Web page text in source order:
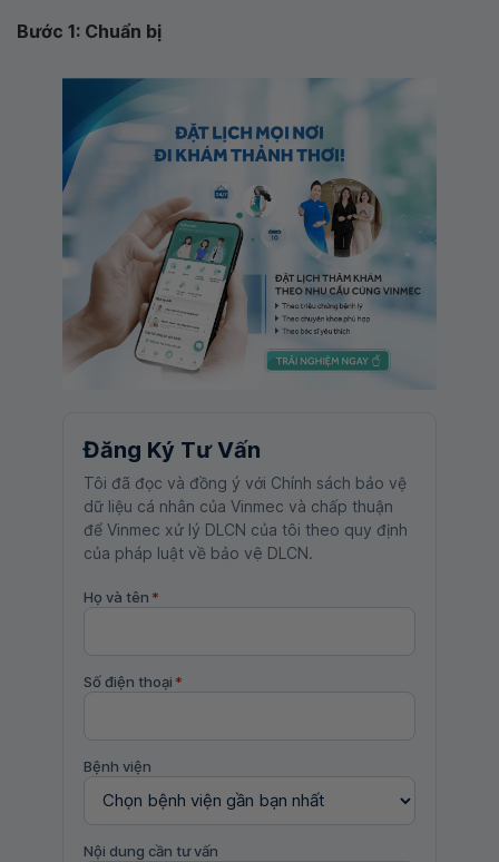
Bước 1: Chuẩn bị
Đăng Ký Tư Vấn
Tôi đã đọc và đồng ý với Chính sách bảo vệ
dữ liệu cá nhân của Vinmec và chấp thuận
để Vinmec xử lý DLCN của tôi theo quy định
của pháp luật về bảo vệ DLCN.
Họ và tên *
Số điện thoại *
Bệnh viện
Nội dung cần tư vấn